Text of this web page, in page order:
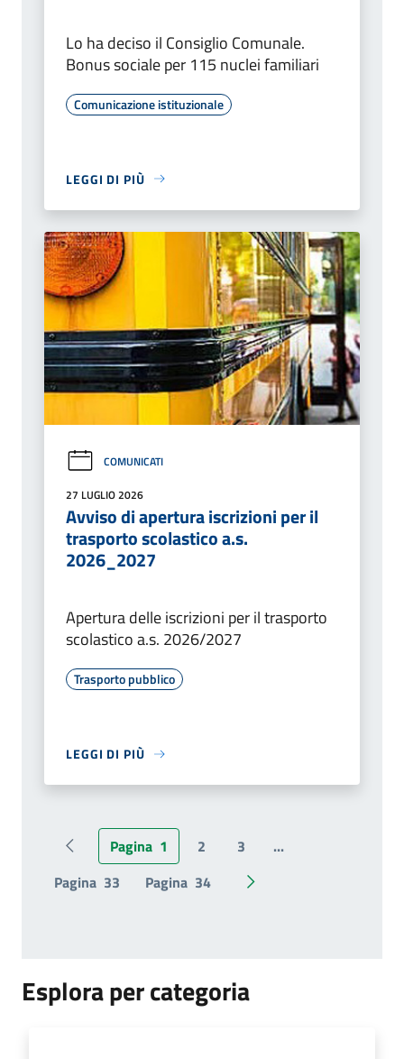
Lo ha deciso il Consiglio Comunale.
Bonus sociale per 115 nuclei familiari
Comunicazione istituzionale
LEGGI DI PIÙ
COMUNICATI
27 LUGLIO 2026
Avviso di apertura iscrizioni per il
trasporto scolastico a.s.
2026_2027
Apertura delle iscrizioni per il trasporto
scolastico a.s. 2026/2027
Trasporto pubblico
LEGGI DI PIÙ
Pagina precedente
Pagina 1 2 3
...
Pagina 33 Pagina 34 Pagina successiva
Esplora per categoria